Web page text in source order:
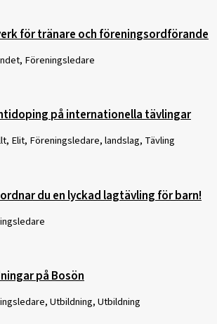
för tränare och föreningsordförande
Föreningsledare
på internationella tävlingar
Elit, Föreningsledare, landslag, Tävling
du en lyckad lagtävling för barn!
på Bosön
Utbildning, Utbildning